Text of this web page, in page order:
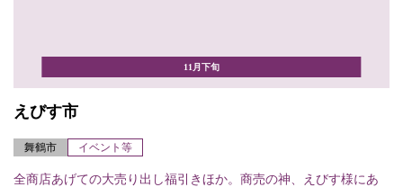
11月下旬
えびす市
舞鶴市 イベント等
全商店あげての大売り出し福引きほか。商売の神、えびす様にあ